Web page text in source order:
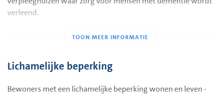
verleend.
Lichamelijke beperking
Bewoners met een lichamelijke beperking wonen en leven -